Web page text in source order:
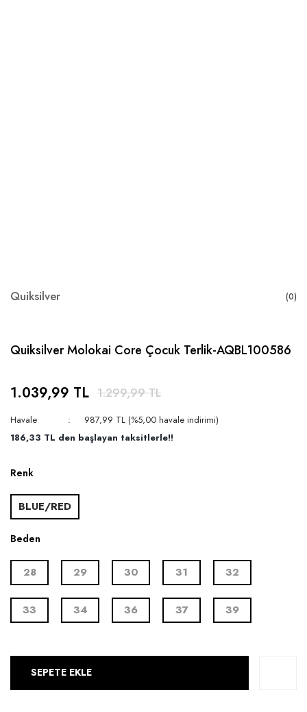
Quiksilver (0)
Quiksilver Molokai Core Çocuk Terlik-AQBL100586
1.039,99 TL 1.299,99 TL
Havale
987,99 TL (%5,00 havale indirimi)
186,33 TL den başlayan taksitlerle!!
Renk
BLUE/RED
Beden
28 29 30 31 32
33 34 36 37 39
SEPETE EKLE